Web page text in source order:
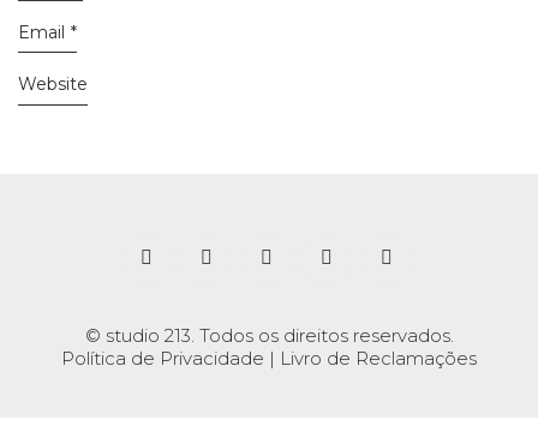
Email *
Website
© studio 213. Todos os direitos reservados.
Política de Privacidade | Livro de Reclamações